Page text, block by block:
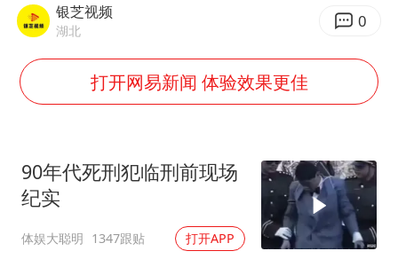
国乒男单横滨冠军赛全军覆没
38岁演员求职万岁山NPC成功
胡彦斌获《歌手2026》歌王
胡彦斌韩磊 谁帮谁
“今天得有40℃了吧 为啥还不预警”
夯实基础开新局
银芝视频
湖北 0
打开网易新闻 体验效果更佳
90年代死刑犯临刑前现场
纪实
体娱大聪明 1347跟贴 打开APP